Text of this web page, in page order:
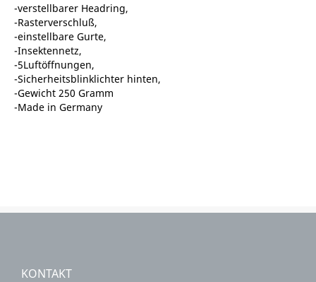
-verstellbarer Headring,
-Rasterverschluß,
-einstellbare Gurte,
-Insektennetz,
-5Luftöffnungen,
-Sicherheitsblinklichter hinten,
-Gewicht 250 Gramm
-Made in Germany
KONTAKT